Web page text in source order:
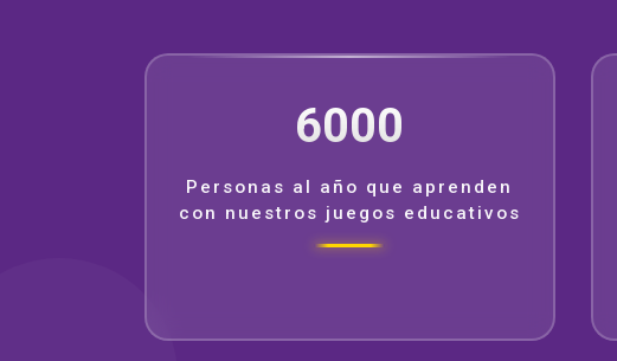
6000
Personas al año que aprenden
con nuestros juegos educativos